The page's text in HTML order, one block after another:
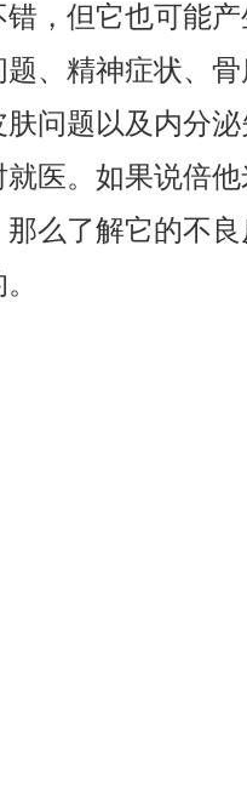
，但它也可能
、精神症状、
问题以及内分
医。如果说倍
么了解它的不